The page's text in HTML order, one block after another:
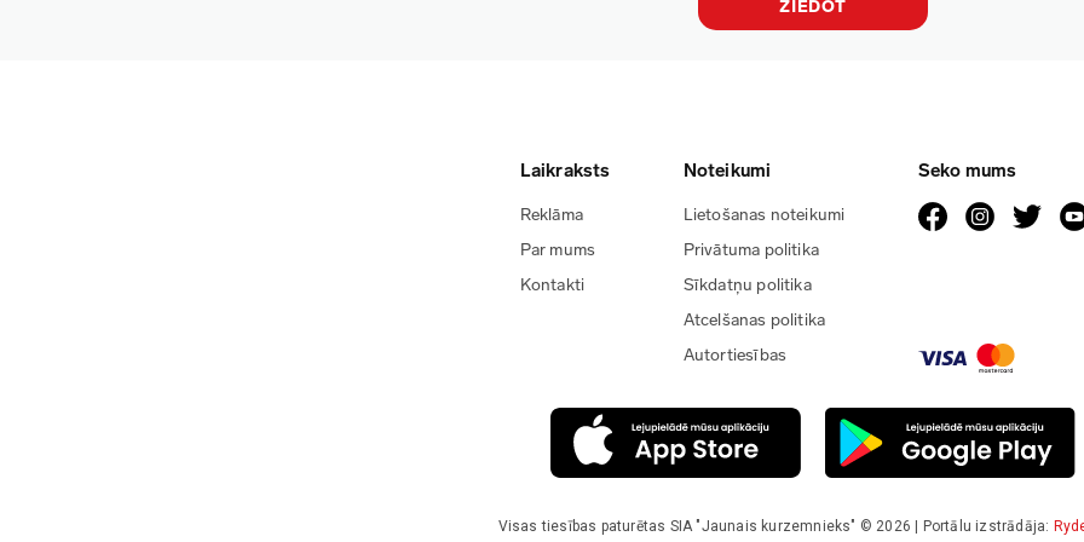
ZIEDOT
Laikraksts
Reklāma
Par mums
Kontakti
Noteikumi
Lietošanas noteikumi
Privātuma politika
Sīkdatņu politika
Atcelšanas politika
Autortiesības
Seko mums
Visas tiesības paturētas SIA "Jaunais kurzemnieks" © 2026 | Portālu izstrādāja: